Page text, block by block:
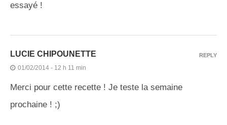
essayé !
LUCIE CHIPOUNETTE
01/02/2014 - 12 h 11 min
Merci pour cette recette ! Je teste la semaine
prochaine ! ;)
REPLY